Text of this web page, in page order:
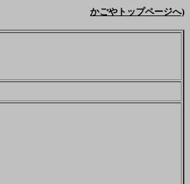
かごやトップページへ)